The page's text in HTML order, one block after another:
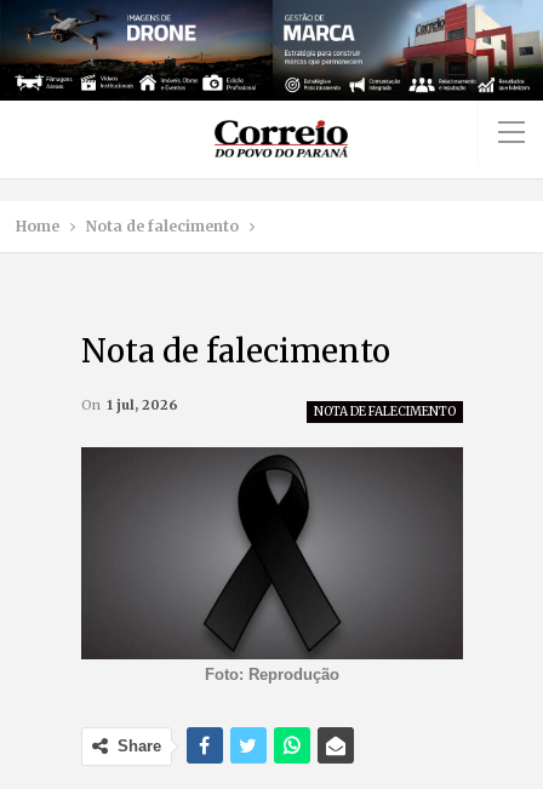
Home Nota de falecimento
Nota de falecimento
NOTA DE FALECIMENTO
On 1 jul, 2026
Foto: Reprodução
Share